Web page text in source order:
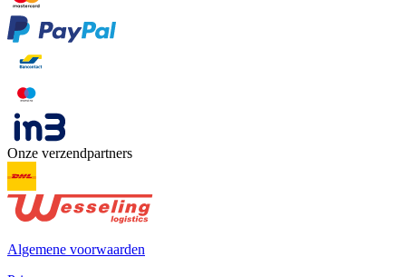
Onze verzendpartners
Algemene voorwaarden